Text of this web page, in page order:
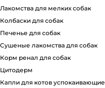
лакомства для мелких собак
колбаски для собак
печенье для собак
сушеные лакомства для собак
корм ренал для собак
цитодерм
капли для котов успокаивающие